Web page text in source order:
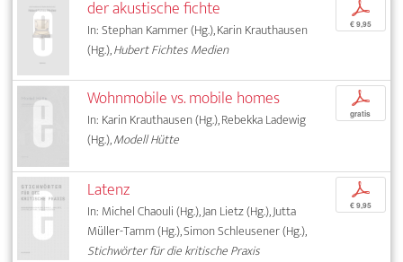
der akustische fichte
In: Stephan Kammer (Hg.), Karin Krauthausen
(Hg.),Hubert Fichtes Medien
p
€ 9,95
Wohnmobile vs. mobile homes
In: Karin Krauthausen (Hg.), Rebekka Ladewig
(Hg.),Modell Hütte
p
gratis
Latenz
In: Michel Chaouli (Hg.), Jan Lietz (Hg.), Jutta
Müller-Tamm (Hg.), Simon Schleusener (Hg.),
Stichwörter für die kritische Praxis
p
€ 9,95